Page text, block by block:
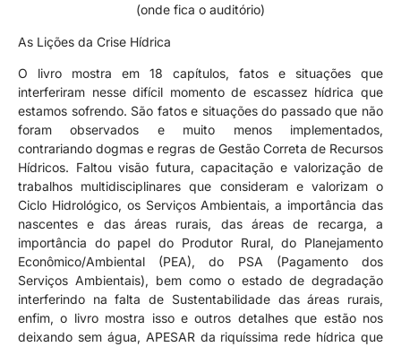
(onde fica o auditório)
As Lições da Crise Hídrica
O livro mostra em 18 capítulos, fatos e situações que
interferiram nesse difícil momento de escassez hídrica que
estamos sofrendo. São fatos e situações do passado que não
foram observados e muito menos implementados,
contrariando dogmas e regras de Gestão Correta de Recursos
Hídricos. Faltou visão futura, capacitação e valorização de
trabalhos multidisciplinares que consideram e valorizam o
Ciclo Hidrológico, os Serviços Ambientais, a importância das
nascentes e das áreas rurais, das áreas de recarga, a
importância do papel do Produtor Rural, do Planejamento
Econômico/Ambiental (PEA), do PSA (Pagamento dos
Serviços Ambientais), bem como o estado de degradação
interferindo na falta de Sustentabilidade das áreas rurais,
enfim, o livro mostra isso e outros detalhes que estão nos
deixando sem água, APESAR da riquíssima rede hídrica que